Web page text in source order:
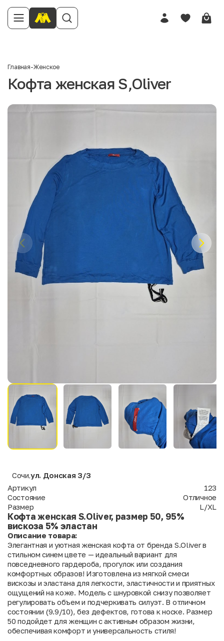
Главная-Женское
Кофта женская S,Oliver
Сочи,ул. Донская 3/3
Артикул
123
Состояние
Отличное
Размер
L/XL
Кофта женская S.Oliver, размер 50, 95%
вискоза 5% эластан
Описание товара:
Элегантная и уютная женская кофта от бренда S.Oliver в
стильном синем цвете — идеальный вариант для
повседневного гардероба, прогулок или создания
комфортных образов! Изготовлена из мягкой смеси
вискозы и эластана для легкости, эластичности и приятных
ощущений на коже. Модель с шнуровкой снизу позволяет
регулировать объем и подчеркивать силуэт. В отличном
состоянии (9.9/10), без дефектов, готова к носке. Размер
50 подойдет для женщин с активным образом жизни,
обеспечивая комфорт и универсальность стиля!